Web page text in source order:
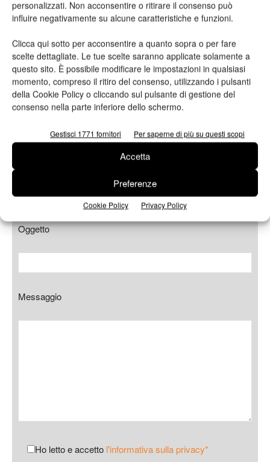
personalizzati. Non acconsentire o ritirare il consenso può
influire negativamente su alcune caratteristiche e funzioni.
Clicca qui sotto per acconsentire a quanto sopra o per fare
scelte dettagliate. Le tue scelte saranno applicate solamente a
questo sito. È possibile modificare le impostazioni in qualsiasi
momento, compreso il ritiro del consenso, utilizzando i pulsanti
della Cookie Policy o cliccando sul pulsante di gestione del
consenso nella parte inferiore dello schermo.
Gestisci 1771 fornitori Per saperne di più su questi scopi
Accetta
Preferenze
Cookie Policy Privacy Policy
Azienda
E-mail*
Oggetto
Messaggio
Ho letto e accetto l'informativa sulla privacy*